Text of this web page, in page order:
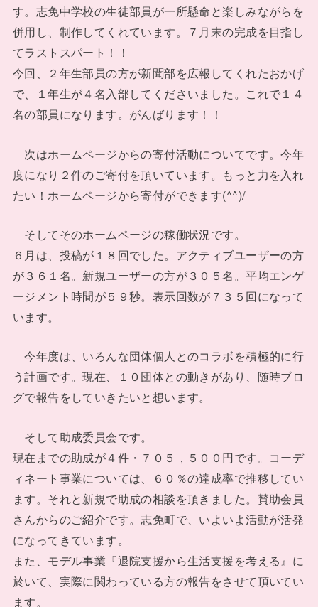
す。志免中学校の生徒部員が一所懸命と楽しみながらを
併用し、制作してくれています。７月末の完成を目指し
てラストスパート！！
今回、２年生部員の方が新聞部を広報してくれたおかげ
で、１年生が４名入部してくださいました。これで１４
名の部員になります。がんばります！！
次はホームページからの寄付活動についてです。今年
度になり２件のご寄付を頂いています。もっと力を入れ
たい！ホームページから寄付ができます(^^)/
そしてそのホームページの稼働状況です。
６月は、投稿が１８回でした。アクティブユーザーの方
が３６１名。新規ユーザーの方が３０５名。平均エンゲ
ージメント時間が５９秒。表示回数が７３５回になって
います。
今年度は、いろんな団体個人とのコラボを積極的に行
う計画です。現在、１０団体との動きがあり、随時ブロ
グで報告をしていきたいと想います。
そして助成委員会です。
現在までの助成が４件・７０５，５００円です。コーデ
ィネート事業については、６０％の達成率で推移してい
ます。それと新規で助成の相談を頂きました。賛助会員
さんからのご紹介です。志免町で、いよいよ活動が活発
になってきています。
また、モデル事業『退院支援から生活支援を考える』に
於いて、実際に関わっている方の報告をさせて頂いてい
ます。